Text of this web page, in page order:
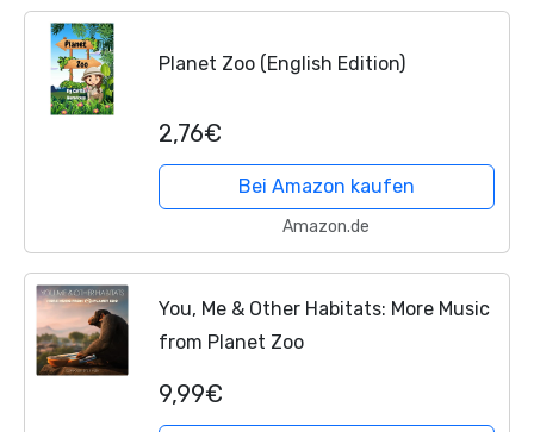
Planet Zoo (English Edition)
2,76€
Bei Amazon kaufen
Amazon.de
You, Me & Other Habitats: More Music
from Planet Zoo
9,99€